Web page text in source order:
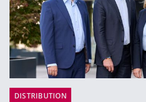
DISTRIBUTION